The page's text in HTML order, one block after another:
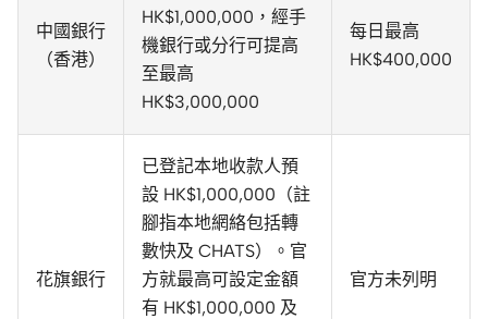
中國銀行
（香港）
HK$1,000,000，經手
機銀行或分行可提高
至最高
HK$3,000,000
每日最高
HK$400,000
花旗銀行
已登記本地收款人預
設 HK$1,000,000（註
腳指本地網絡包括轉
數快及 CHATS）。官
方就最高可設定金額
有 HK$1,000,000 及
官方未列明